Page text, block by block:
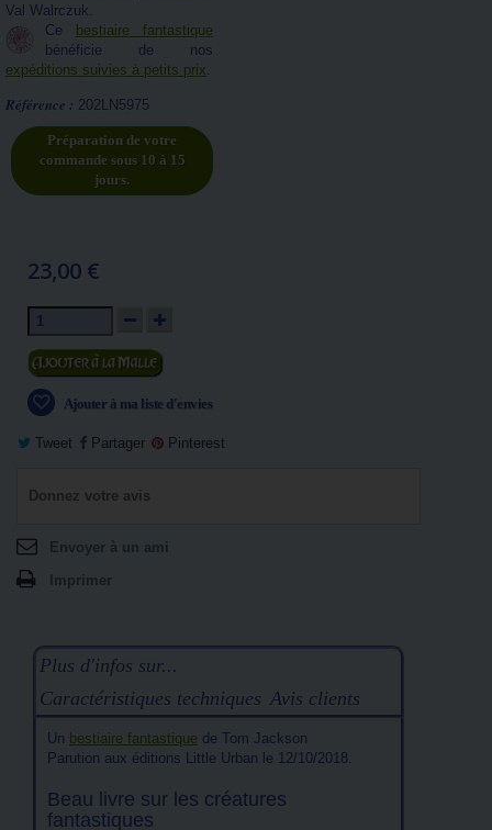
Val Walrczuk.
Ce
bestiaire fantastique
bénéficie de nos
expéditions suivies à petits prix.
Référence : 202LN5975
Préparation de votre
commande sous 10 à 15
jours.
23,00 €
Ajouter au panier
Ajouter à ma liste d'envies
Tweet Partager Pinterest
Donnez votre avis
Envoyer à un ami
Imprimer
Plus d'infos sur...
Caractéristiques techniques Avis clients
Un bestiaire fantastique de Tom Jackson
Parution aux éditions Little Urban le 12/10/2018.
Beau livre sur les créatures
fantastiques